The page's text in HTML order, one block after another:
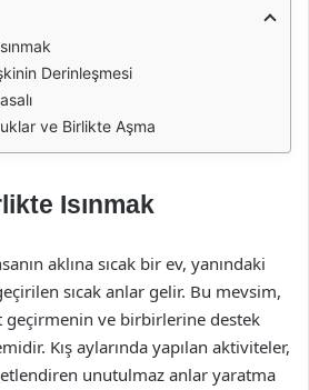
Derinleşmesi
ve Birlikte Aşma
Isınmak
aklına sıcak bir ev, yanındaki
sıcak anlar gelir. Bu mevsim,
ve birbirlerine destek
Kış aylarında yapılan aktiviteler,
unutulmaz anlar yaratma